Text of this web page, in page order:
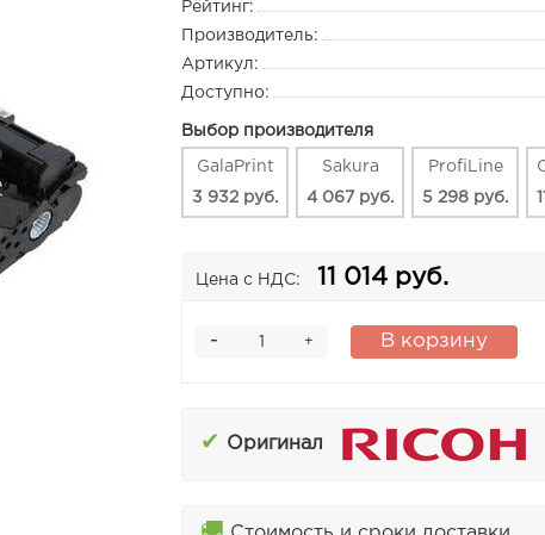
Рейтинг:
Производитель:
Артикул:
Доступно:
Выбор производителя
GalaPrint
3 932 руб.
Sakura
4 067 руб.
ProfiLine
5 298 руб.
Цена с НДС: 11 014 руб.
+
- В корзину
✔ Оригинал